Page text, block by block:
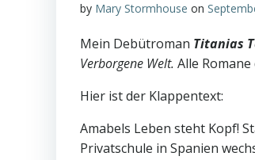
by Mary Stormhouse on
Mein Debütroman Titanias
Verborgene Welt. Alle
Hier ist der Klappentext:
Amabels Leben steht Kopf!
Privatschule in Spanien